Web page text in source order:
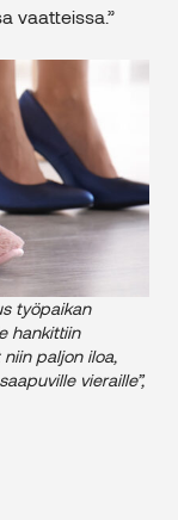
vaatteissa.”
työpaikan
hankittiin
paljon iloa,
vieraille”,